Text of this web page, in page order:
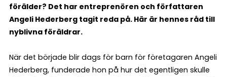
förälder? Det har entreprenören och författaren
Angeli Hederberg tagit reda på. Här är hennes råd till
nyblivna föräldrar.
När det började blir dags för barn för företagaren Angeli
Hederberg, funderade hon på hur det egentligen skulle